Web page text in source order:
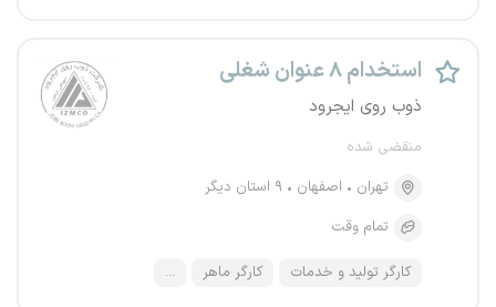
استخدام ۸ عنوان شغلی
ذوب روی ایجرود
منقضی شده
تهران
اصفهان
۹ استان دیگر
تمام وقت
کارگر تولید و خدمات کارگر ماهر ...